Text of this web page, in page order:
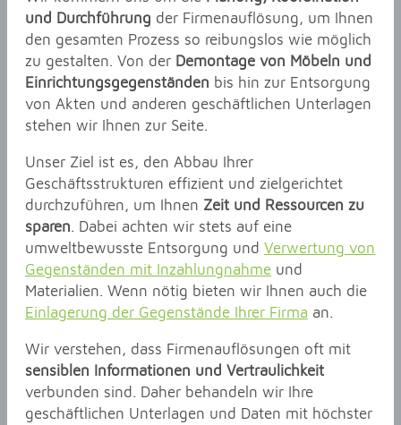
und Durchführung der Firmenauflösung, um Ihnen
den gesamten Prozess so reibungslos wie möglich
zu gestalten. Von der Demontage von Möbeln und
Einrichtungsgegenständen bis hin zur Entsorgung
von Akten und anderen geschäftlichen Unterlagen
stehen wir Ihnen zur Seite.
Unser Ziel ist es, den Abbau Ihrer
Geschäftsstrukturen effizient und zielgerichtet
durchzuführen, um Ihnen Zeit und Ressourcen zu
sparen. Dabei achten wir stets auf eine
umweltbewusste Entsorgung und Verwertung von
Gegenständen mit Inzahlungnahme und
Materialien. Wenn nötig bieten wir Ihnen auch die
Einlagerung der Gegenstände Ihrer Firma an.
Wir verstehen, dass Firmenauflösungen oft mit
sensiblen Informationen und Vertraulichkeit
verbunden sind. Daher behandeln wir Ihre
geschäftlichen Unterlagen und Daten mit höchster